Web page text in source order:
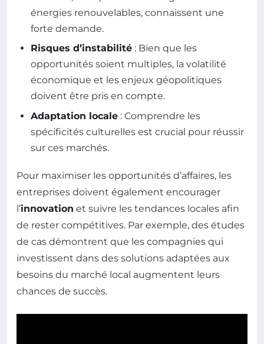
énergies renouvelables, connaissent une
forte demande.
Risques d’instabilité : Bien que les
opportunités soient multiples, la volatilité
économique et les enjeux géopolitiques
doivent être pris en compte.
Adaptation locale : Comprendre les
spécificités culturelles est crucial pour réussir
sur ces marchés.
Pour maximiser les opportunités d’affaires, les
entreprises doivent également encourager
l’innovation et suivre les tendances locales afin
de rester compétitives. Par exemple, des études
de cas démontrent que les compagnies qui
investissent dans des solutions adaptées aux
besoins du marché local augmentent leurs
chances de succès.